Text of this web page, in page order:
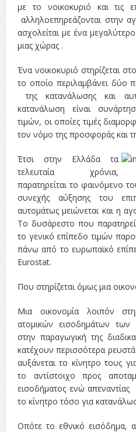
με το νοικοκυριό και τις
αλληλοεπηρεάζονται στην
ασχολείται με ένα
μιας χώρας .
Ένα νοικοκυριό στηρίζεται
το οποίο περιλαμβάνει δύο
της κατανάλωσης και
κατανάλωση είναι
τιμών, οι οποίες τιμές
τον νόμο της προσφοράς και
Έτσι στην Ελλάδα τα
τελευταία χρόνια,
παρατηρείται το φαινόμενο
συνεχής αύξησης του
αυτομάτως μειώνεται και η
Το δυσάρεστο που
το γενικό επίπεδο τιμών
πάνω από το ευρωπαϊκό
Eurostat.
Που στηρίζεται όμως μια
Μια οικονομία λοιπόν
ατομικών εισοδημάτων
στην παραγωγική της
κατέχουν περισσότερα
αυξάνεται το κίνητρο τους
το αντίστοιχο προς
εισοδήματος ενώ
το κίνητρο τόσο για
Οπότε το εθνικό εισόδημα,